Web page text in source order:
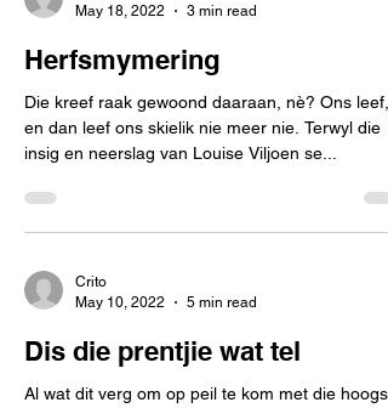
May 18, 2022
3 min read
Herfsmymering
Die kreef raak gewoond daaraan, nè? Ons leef,
en dan leef ons skielik nie meer nie. Terwyl die
insig en neerslag van Louise Viljoen se...
Crito
May 10, 2022
5 min read
Dis die prentjie wat tel
Al wat dit verg om op peil te kom met die